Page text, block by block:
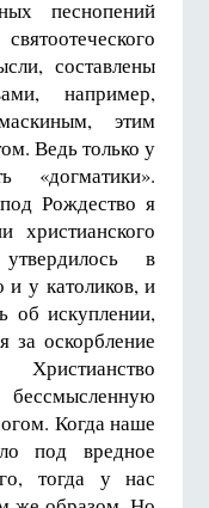
песнопений
составлены
например,
этим
Ведь только у
Рождество я
в
у католиков, и
об искуплении,
за оскорбление
Когда наше
под вредное
тогда у нас